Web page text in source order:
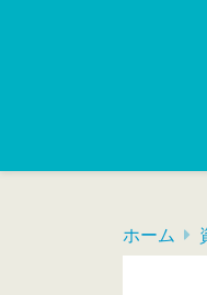
ホーム